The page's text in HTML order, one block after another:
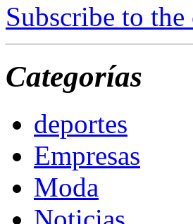
Subscribe to
Categorías
deportes
Empresas
Moda